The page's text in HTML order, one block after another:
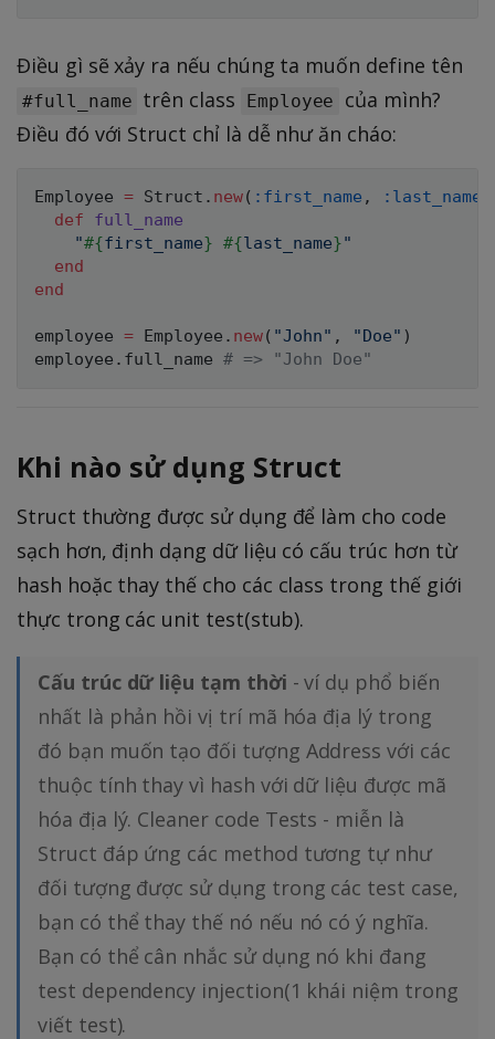
Điều gì sẽ xảy ra nếu chúng ta muốn define tên
#full_name trên class Employee
của mình?
Điều đó với Struct chỉ là dễ như ăn cháo:
Employee = Struct . new( :first_name , :last_name
def
full_name
"#{first_name} #{last_name}"
end
end
employee = Employee . new( "John" , "Doe" )
employee . full_name # => "John Doe"
Khi nào sử dụng Struct
Struct thường được sử dụng để làm cho code
sạch hơn, định dạng dữ liệu có cấu trúc hơn từ
hash hoặc thay thế cho các class trong thế giới
thực trong các unit test(stub).
Cấu trúc dữ liệu tạm thời - ví dụ phổ biến
nhất là phản hồi vị trí mã hóa địa lý trong
đó bạn muốn tạo đối tượng Address với các
thuộc tính thay vì hash với dữ liệu được mã
hóa địa lý. Cleaner code Tests - miễn là
Struct đáp ứng các method tương tự như
đối tượng được sử dụng trong các test case,
bạn có thể thay thế nó nếu nó có ý nghĩa.
Bạn có thể cân nhắc sử dụng nó khi đang
test dependency injection(1 khái niệm trong
viết test).